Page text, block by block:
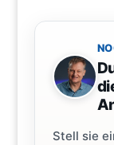
Stell sie